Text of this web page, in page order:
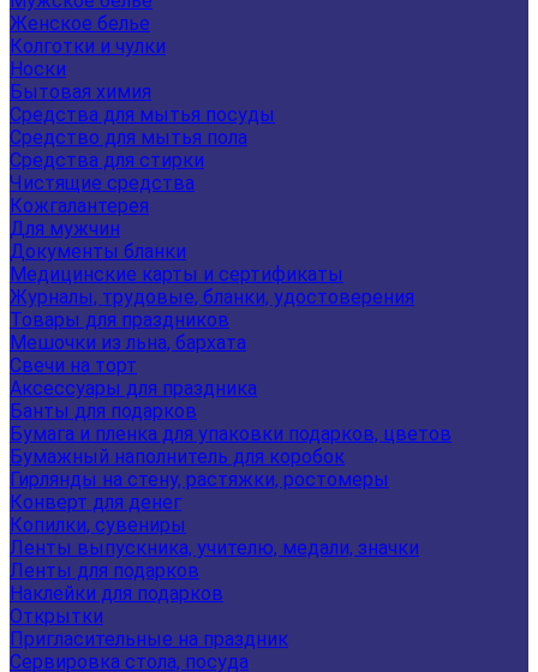
Женское белье
Колготки и чулки
Носки
Бытовая химия
Средства для мытья посуды
Средство для мытья пола
Средства для стирки
Чистящие средства
Кожгалантерея
Для мужчин
Документы бланки
Медицинские карты и сертификаты
Журналы, трудовые, бланки, удостоверения
Товары для праздников
Мешочки из льна, бархата
Свечи на торт
Аксессуары для праздника
Банты для подарков
Бумага и пленка для упаковки подарков, цветов
Бумажный наполнитель для коробок
Гирлянды на стену, растяжки, ростомеры
Конверт для денег
Копилки, сувениры
Ленты выпускника, учителю, медали, значки
Ленты для подарков
Наклейки для подарков
Открытки
Пригласительные на праздник
Сервировка стола, посуда